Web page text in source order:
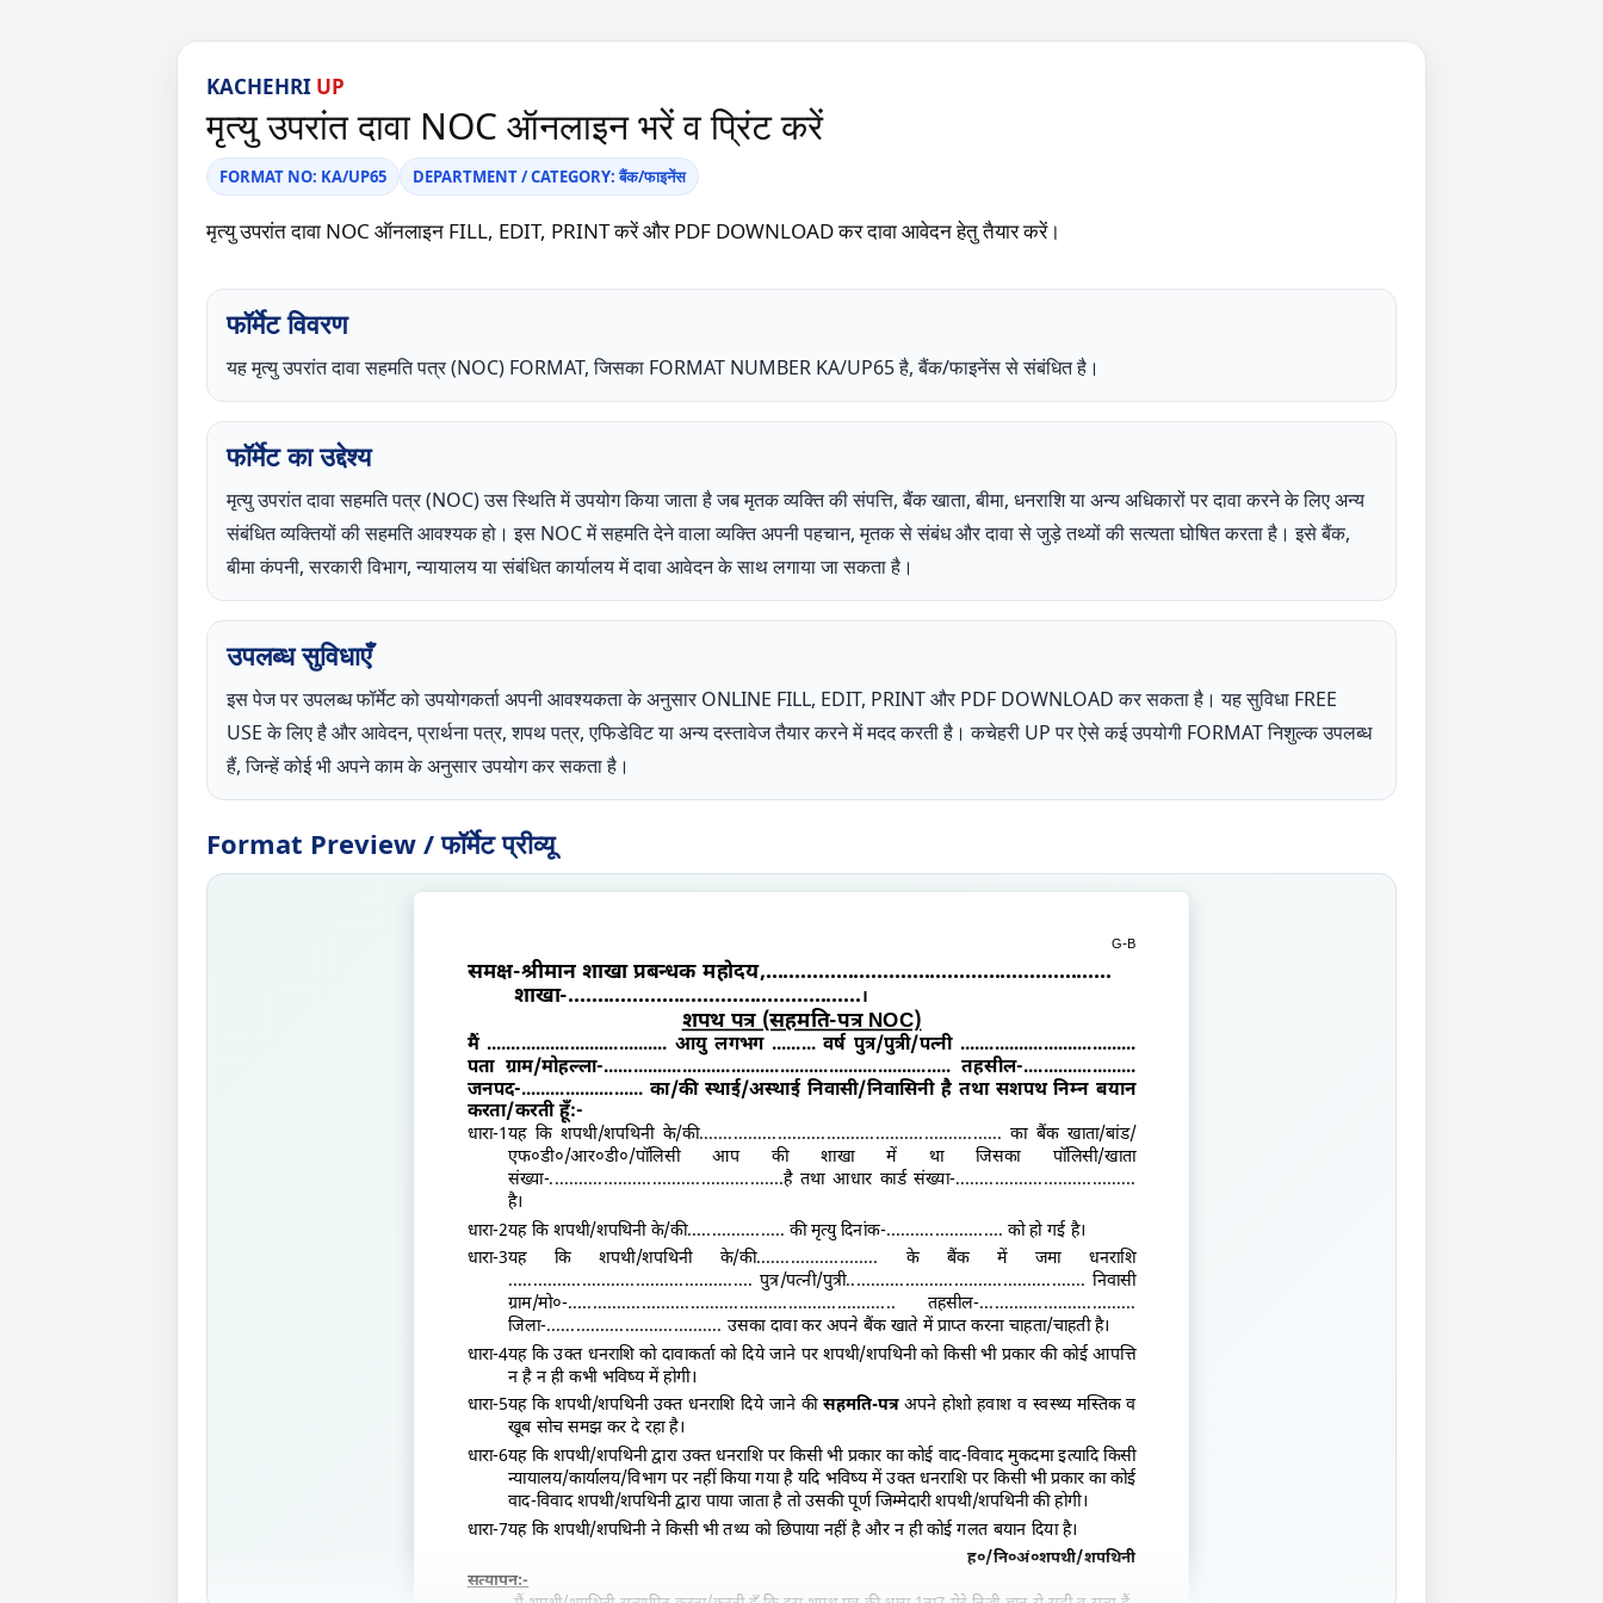
KACHEHRI UP
मृत्यु उपरांत दावा NOC ऑनलाइन भरें व प्रिंट करें
FORMAT NO: KA/UP65 DEPARTMENT / CATEGORY: बैंक/फाइनेंस
मृत्यु उपरांत दावा NOC ऑनलाइन FILL, EDIT, PRINT करें और PDF DOWNLOAD कर दावा आवेदन हेतु तैयार करें।
फॉर्मेट विवरण
यह मृत्यु उपरांत दावा सहमति पत्र (NOC) FORMAT, जिसका FORMAT NUMBER KA/UP65 है, बैंक/फाइनेंस से संबंधित है।
फॉर्मेट का उद्देश्य
मृत्यु उपरांत दावा सहमति पत्र (NOC) उस स्थिति में उपयोग किया जाता है जब मृतक व्यक्ति की संपत्ति, बैंक खाता, बीमा, धनराशि या अन्य अधिकारों पर दावा करने के लिए अन्य
संबंधित व्यक्तियों की सहमति आवश्यक हो। इस NOC में सहमति देने वाला व्यक्ति अपनी पहचान, मृतक से संबंध और दावा से जुड़े तथ्यों की सत्यता घोषित करता है। इसे बैंक,
बीमा कंपनी, सरकारी विभाग, न्यायालय या संबंधित कार्यालय में दावा आवेदन के साथ लगाया जा सकता है।
उपलब्ध सुविधाएँ
इस पेज पर उपलब्ध फॉर्मेट को उपयोगकर्ता अपनी आवश्यकता के अनुसार ONLINE FILL, EDIT, PRINT और PDF DOWNLOAD कर सकता है। यह सुविधा FREE
USE के लिए है और आवेदन, प्रार्थना पत्र, शपथ पत्र, एफिडेविट या अन्य दस्तावेज तैयार करने में मदद करती है। कचेहरी UP पर ऐसे कई उपयोगी FORMAT निशुल्क उपलब्ध
हैं, जिन्हें कोई भी अपने काम के अनुसार उपयोग कर सकता है।
Format Preview / फॉर्मेट प्रीव्यू
G-B
समक्ष-श्रीमान शाखा प्रबन्धक महोदय,...........................................................
शाखा-..................................................।
शपथ पत्र (सहमति-पत्र NOC)
मैं ..................................... आयु लगभग ......... वर्ष पुत्र/पुत्री/पत्नी ....................................
पता ग्राम/मोहल्ला-....................................................................... तहसील-.......................
जनपद-......................... का/की स्थाई/अस्थाई निवासी/निवासिनी है तथा सशपथ निम्न बयान
करता/करती हूँ:-
धारा-1यह कि शपथी/शपथिनी के/की.............................................................. का बैंक खाता/बांड/
एफ०डी०/आर०डी०/पॉलिसी आप की शाखा में था जिसका पॉलिसी/खाता
संख्या-................................................है तथा आधार कार्ड संख्या-.....................................
है।
धारा-2यह कि शपथी/शपथिनी के/की.................... की मृत्यु दिनांक-........................ को हो गई है।
धारा-3यह कि शपथी/शपथिनी के/की......................... के बैंक में जमा धनराशि
.................................................. पुत्र/पत्नी/पुत्री................................................. निवासी
ग्राम/मो०-................................................................... तहसील-................................
जिला-.................................... उसका दावा कर अपने बैंक खाते में प्राप्त करना चाहता/चाहती है।
धारा-4यह कि उक्त धनराशि को दावाकर्ता को दिये जाने पर शपथी/शपथिनी को किसी भी प्रकार की कोई आपत्ति
न है न ही कभी भविष्य में होगी।
धारा-5यह कि शपथी/शपथिनी उक्त धनराशि दिये जाने कीसहमति-पत्रअपने होशो हवाश व स्वस्थ्य मस्तिक व
खूब सोच समझ कर दे रहा है।
धारा-6यह कि शपथी/शपथिनी द्वारा उक्त धनराशि पर किसी भी प्रकार का कोई वाद-विवाद मुकदमा इत्यादि किसी
न्यायालय/कार्यालय/विभाग पर नहीं किया गया है यदि भविष्य में उक्त धनराशि पर किसी भी प्रकार का कोई
वाद-विवाद शपथी/शपथिनी द्वारा पाया जाता है तो उसकी पूर्ण जिम्मेदारी शपथी/शपथिनी की होगी।
धारा-7यह कि शपथी/शपथिनी ने किसी भी तथ्य को छिपाया नहीं है और न ही कोई गलत बयान दिया है।
ह०/नि०अं०शपथी/शपथिनी
सत्यापन:-